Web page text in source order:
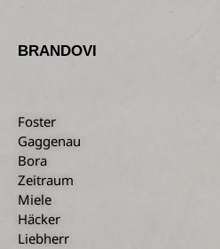
BRANDOVI
Foster
Gaggenau
Bora
Zeitraum
Miele
Häcker
Liebherr